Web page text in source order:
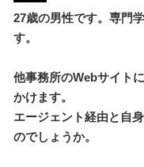
27歳の男性です。専門
す。
他事務所のWebサイト
かけます。
エージェント経由と自
のでしょうか。